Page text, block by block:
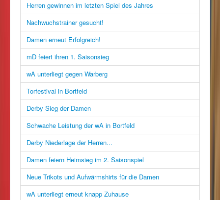
Herren gewinnen im letzten Spiel des Jahres
Nachwuchstrainer gesucht!
Damen erneut Erfolgreich!
mD feiert ihren 1. Saisonsieg
wA unterliegt gegen Warberg
Torfestival in Bortfeld
Derby Sieg der Damen
Schwache Leistung der wA in Bortfeld
Derby Niederlage der Herren...
Damen feiern Heimsieg im 2. Saisonspiel
Neue Trikots und Aufwärmshirts für die Damen
wA unterliegt erneut knapp Zuhause